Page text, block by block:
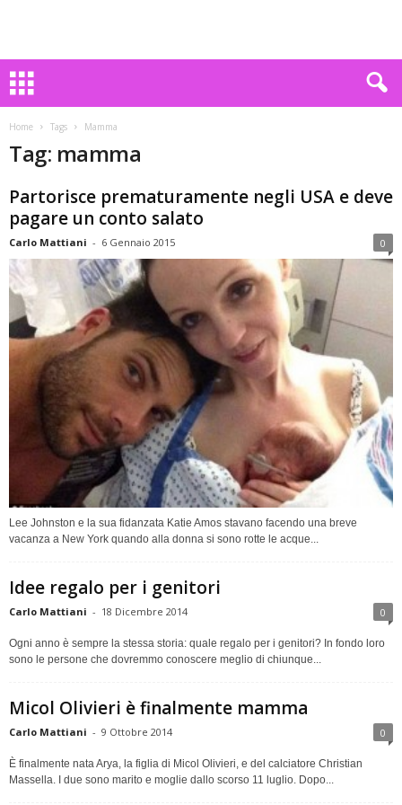
Home Tags Mamma
Tag: mamma
Partorisce prematuramente negli USA e deve
pagare un conto salato
Carlo Mattiani - 6 Gennaio 2015 0
Lee Johnston e la sua fidanzata Katie Amos stavano facendo una breve
vacanza a New York quando alla donna si sono rotte le acque...
Idee regalo per i genitori
Carlo Mattiani - 18 Dicembre 2014 0
Ogni anno è sempre la stessa storia: quale regalo per i genitori? In fondo loro
sono le persone che dovremmo conoscere meglio di chiunque...
Micol Olivieri è finalmente mamma
Carlo Mattiani - 9 Ottobre 2014 0
È finalmente nata Arya, la figlia di Micol Olivieri, e del calciatore Christian
Massella. I due sono marito e moglie dallo scorso 11 luglio. Dopo...